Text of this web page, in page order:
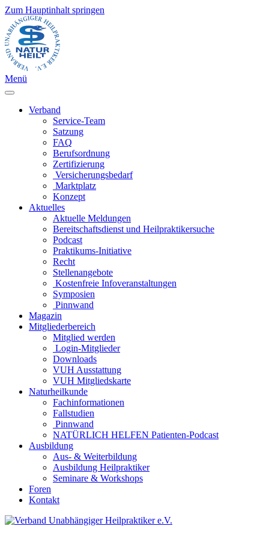
Zum Hauptinhalt springen
Menü
Verband
Service-Team
Satzung
FAQ
Berufsordnung
Zertifizierung
Versicherungsbedarf
Marktplatz
Konzept
Aktuelles
Aktuelle Meldungen
Bereitschaftsdienst und Heilpraktikersuche
Podcast
Praktikums-Initiative
Recht
Stellenangebote
Kostenfreie Infoveranstaltungen
Symposien
Pinnwand
Magazin
Mitgliederbereich
Mitglied werden
Login-Mitglieder
Downloads
VUH Ausstattung
VUH Mitgliedskarte
Naturheilkunde
Fachinformationen
Fallstudien
Pinnwand
NATÜRLICH HELFEN Patienten-Podcast
Ausbildung
Aus- & Weiterbildung
Ausbildung Heilpraktiker
Seminare & Workshops
Foren
Kontakt